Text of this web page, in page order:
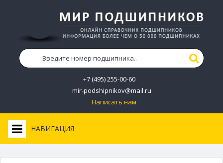
+7 (495) 255-00-60
mir-podshipnikov@mail.ru
Написать нам
НАВИГАЦИЯ